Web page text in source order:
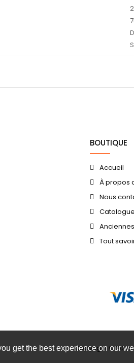
get the best experience on our
BOUTIQUE
Accueil
À propos
Nous
Tout
Copyright ©